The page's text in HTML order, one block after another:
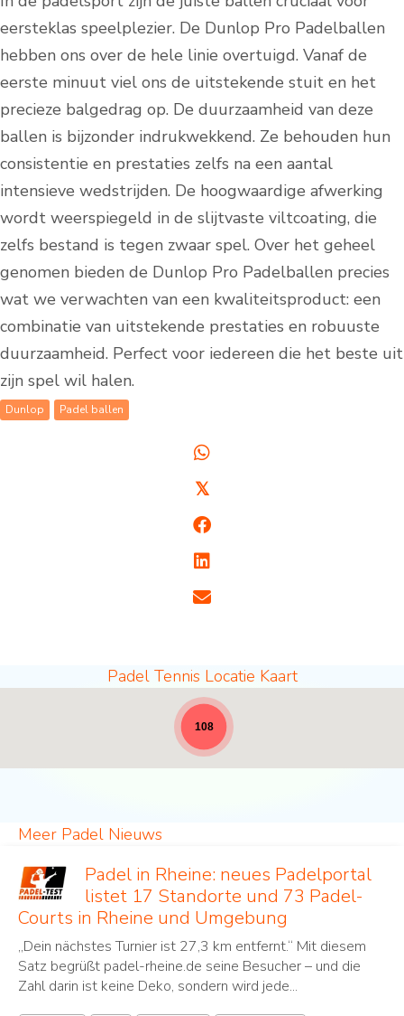
eersteklas speelplezier. De Dunlop Pro Padelballen
hebben ons over de hele linie overtuigd. Vanaf de
eerste minuut viel ons de uitstekende stuit en het
precieze balgedrag op. De duurzaamheid van deze
ballen is bijzonder indrukwekkend. Ze behouden hun
consistentie en prestaties zelfs na een aantal
intensieve wedstrijden. De hoogwaardige afwerking
wordt weerspiegeld in de slijtvaste viltcoating, die
zelfs bestand is tegen zwaar spel. Over het geheel
genomen bieden de Dunlop Pro Padelballen precies
wat we verwachten van een kwaliteitsproduct: een
combinatie van uitstekende prestaties en robuuste
duurzaamheid. Perfect voor iedereen die het beste uit
zijn spel wil halen.
Dunlop Padel ballen
𝕏
Padel Tennis Locatie Kaart
Padel locaties - volledige breedte voor nieuws
108
Meer Padel Nieuws
Padel in Rheine: neues Padelportal
listet 17 Standorte und 73 Padel-
Courts in Rheine und Umgebung
„Dein nächstes Turnier ist 27,3 km entfernt.“ Mit diesem
Satz begrüßt padel-rheine.de seine Besucher – und die
Zahl darin ist keine Deko, sondern wird jede...